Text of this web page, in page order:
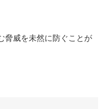
脅威を未然に防ぐことが